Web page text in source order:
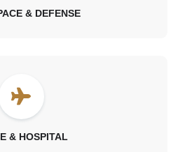
& DEFENSE
& HOSPITAL